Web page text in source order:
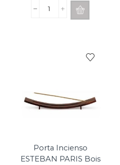
era:
19,95€.
Incienso
Japonés
Porta Incienso
ESTEBAN PARIS Bois